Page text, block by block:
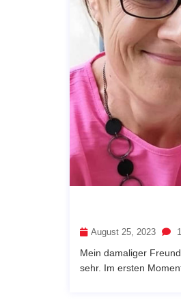
August 25, 2023
Mein damaliger
sehr. Im ersten